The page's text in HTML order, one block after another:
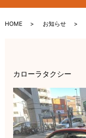
HOME お知らせ
カローラタクシー